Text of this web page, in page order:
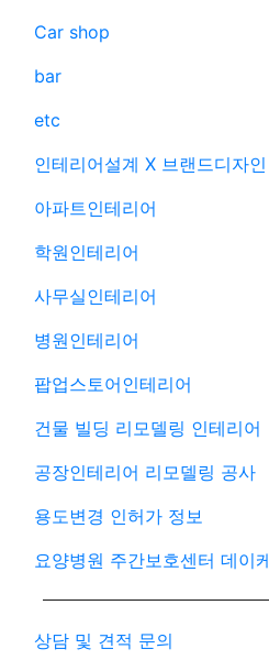
Car shop
bar
etc
인테리어설계 X 브랜드디자인
아파트인테리어
학원인테리어
사무실인테리어
병원인테리어
팝업스토어인테리어
건물 빌딩 리모델링 인테리어
공장인테리어 리모델링 공사
용도변경 인허가 정보
요양병원 주간보호센터 데이
상담 및 견적 문의